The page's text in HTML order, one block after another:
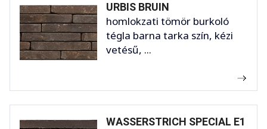
URBIS BRUIN
homlokzati tömör burkoló
tégla barna tarka szín, kézi
vetésű, ...
WASSERSTRICH SPECIAL E1